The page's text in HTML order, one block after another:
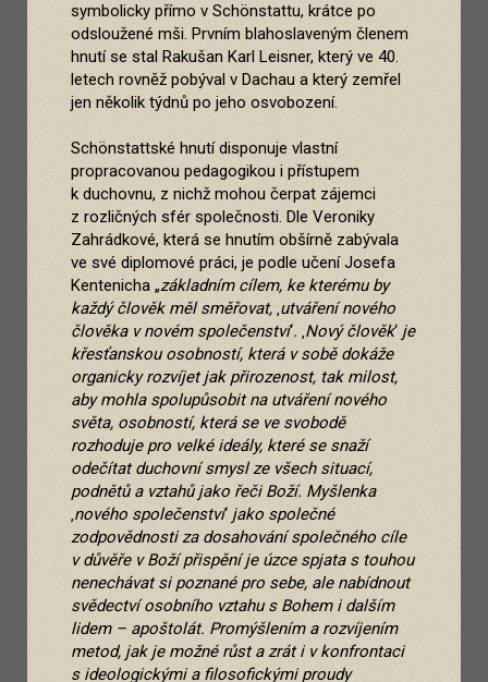
symbolicky přímo v Schönstattu, krátce po
odsloužené mši. Prvním blahoslaveným členem
hnutí se stal Rakušan Karl Leisner, který ve 40.
letech rovněž pobýval v Dachau a který zemřel
jen několik týdnů po jeho osvobození.
Schönstattské hnutí disponuje vlastní
propracovanou pedagogikou i přístupem
k duchovnu, z nichž mohou čerpat zájemci
z rozličných sfér společnosti. Dle Veroniky
Zahrádkové, která se hnutím obšírně zabývala
ve své diplomové práci, je podle učení Josefa
Kentenicha „základním cílem, ke kterému by
každý člověk měl směřovat, ‚utváření nového
člověka v novém společenství‘. ‚Nový člověk‘ je
křesťanskou osobností, která v sobě dokáže
organicky rozvíjet jak přirozenost, tak milost,
aby mohla spolupůsobit na utváření nového
světa, osobností, která se ve svobodě
rozhoduje pro velké ideály, které se snaží
odečítat duchovní smysl ze všech situací,
podnětů a vztahů jako řeči Boží. Myšlenka
‚nového společenství‘ jako společné
zodpovědnosti za dosahování společného cíle
v důvěře v Boží přispění je úzce spjata s touhou
nenechávat si poznané pro sebe, ale nabídnout
svědectví osobního vztahu s Bohem i dalším
lidem – apoštolát. Promýšlením a rozvíjením
metod, jak je možné růst a zrát i v konfrontaci
s ideologickými a filosofickými proudy